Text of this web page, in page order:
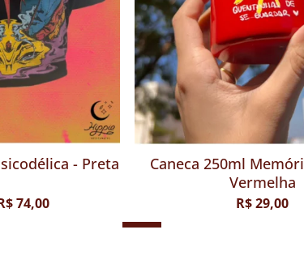
Camiseta Nirvana Psicodélica - Preta